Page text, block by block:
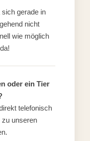
gerade in
nicht
wie möglich
oder ein Tier
telefonisch
unseren